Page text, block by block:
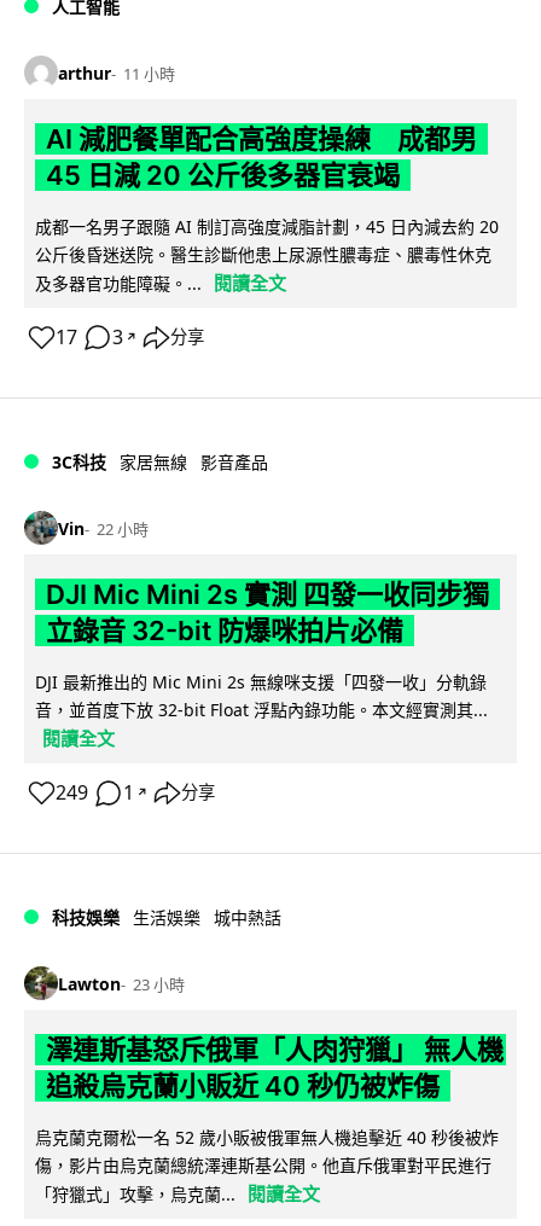
人工智能
arthur 11 小時
AI 減肥餐單配合高強度操練 成都男
45 日減 20 公斤後多器官衰竭
成都一名男子跟隨 AI 制訂高強度減脂計劃，45 日內減去約 20
公斤後昏迷送院。醫生診斷他患上尿源性膿毒症、膿毒性休克
及多器官功能障礙。...
閱讀全文
17 3 ↗ 分享
3C科技 家居無線 影音產品
Vin 22 小時
DJI Mic Mini 2s 實測 四發一收同步獨
立錄音 32-bit 防爆咪拍片必備
DJI 最新推出的 Mic Mini 2s 無線咪支援「四發一收」分軌錄
音，並首度下放 32-bit Float 浮點內錄功能。本文經實測其...
閱讀全文
249 1 ↗ 分享
科技娛樂 生活娛樂 城中熱話
Lawton 23 小時
澤連斯基怒斥俄軍「人肉狩獵」 無人機
追殺烏克蘭小販近 40 秒仍被炸傷
烏克蘭克爾松一名 52 歲小販被俄軍無人機追擊近 40 秒後被炸
傷，影片由烏克蘭總統澤連斯基公開。他直斥俄軍對平民進行
「狩獵式」攻擊，烏克蘭...
閱讀全文